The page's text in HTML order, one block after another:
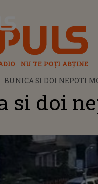
BUNICA SI DOI NEPOTI
si doi